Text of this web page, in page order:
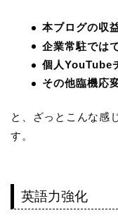
本ブログの収
企業常駐では
個人YouTube
その他臨機応
と、ざっとこんな感
す。
英語力強化